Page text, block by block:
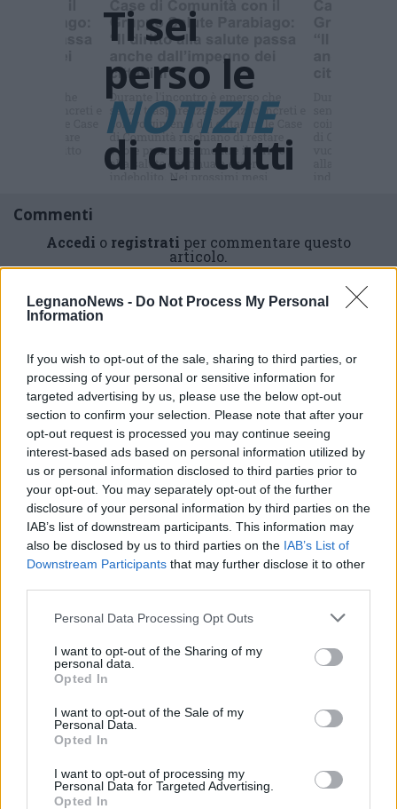
LegnanoNews - Do Not Process My Personal
Information
If you wish to opt-out of the sale, sharing to third parties, or
processing of your personal or sensitive information for
targeted advertising by us, please use the below opt-out
section to confirm your selection. Please note that after your
opt-out request is processed you may continue seeing
interest-based ads based on personal information utilized by
us or personal information disclosed to third parties prior to
your opt-out. You may separately opt-out of the further
disclosure of your personal information by third parties on the
IAB’s list of downstream participants. This information may
also be disclosed by us to third parties on the IAB’s List of
Downstream Participants that may further disclose it to other
Personal Data Processing Opt Outs
I want to opt-out of the Sharing of my
personal data.
Opted In
I want to opt-out of the Sale of my
Personal Data.
Opted In
I want to opt-out of processing my
Personal Data for Targeted Advertising.
Opted In
perso le
NOTIZIE
di cui tutti
parlano ?
Commenti
Accedi o registrati per commentare questo
articolo.
L'email è richiesta ma non verrà mostrata ai visitatori. Il contenuto di questo
commento esprime il pensiero dell'autore e non rappresenta la linea editoriale
di VareseNews.it, che rimane autonoma e indipendente. I messaggi inclusi nei
commenti non sono testi giornalistici, ma post inviati dai singoli lettori che
ALTRE NOTIZIE DI PARABIAGO